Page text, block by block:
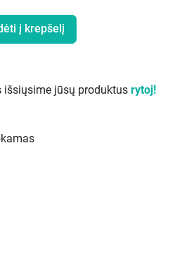
į krepšelį
išsiųsime jūsų produktus rytoj!